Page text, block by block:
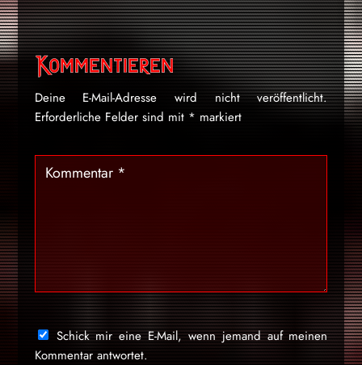
Kommentieren
Deine E-Mail-Adresse wird nicht veröffentlicht.
Erforderliche Felder sind mit * markiert
Schick mir eine E-Mail, wenn jemand auf meinen
Kommentar antwortet.